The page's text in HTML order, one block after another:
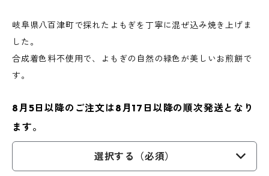
岐阜県八百津町で採れたよもぎを丁寧に混ぜ込み焼き上げま
した。
合成着色料不使用で、よもぎの自然の緑色が美しいお煎餅で
す。
8月5日以降のご注文は8月17日以降の順次発送となり
ます。
選択する（必須）